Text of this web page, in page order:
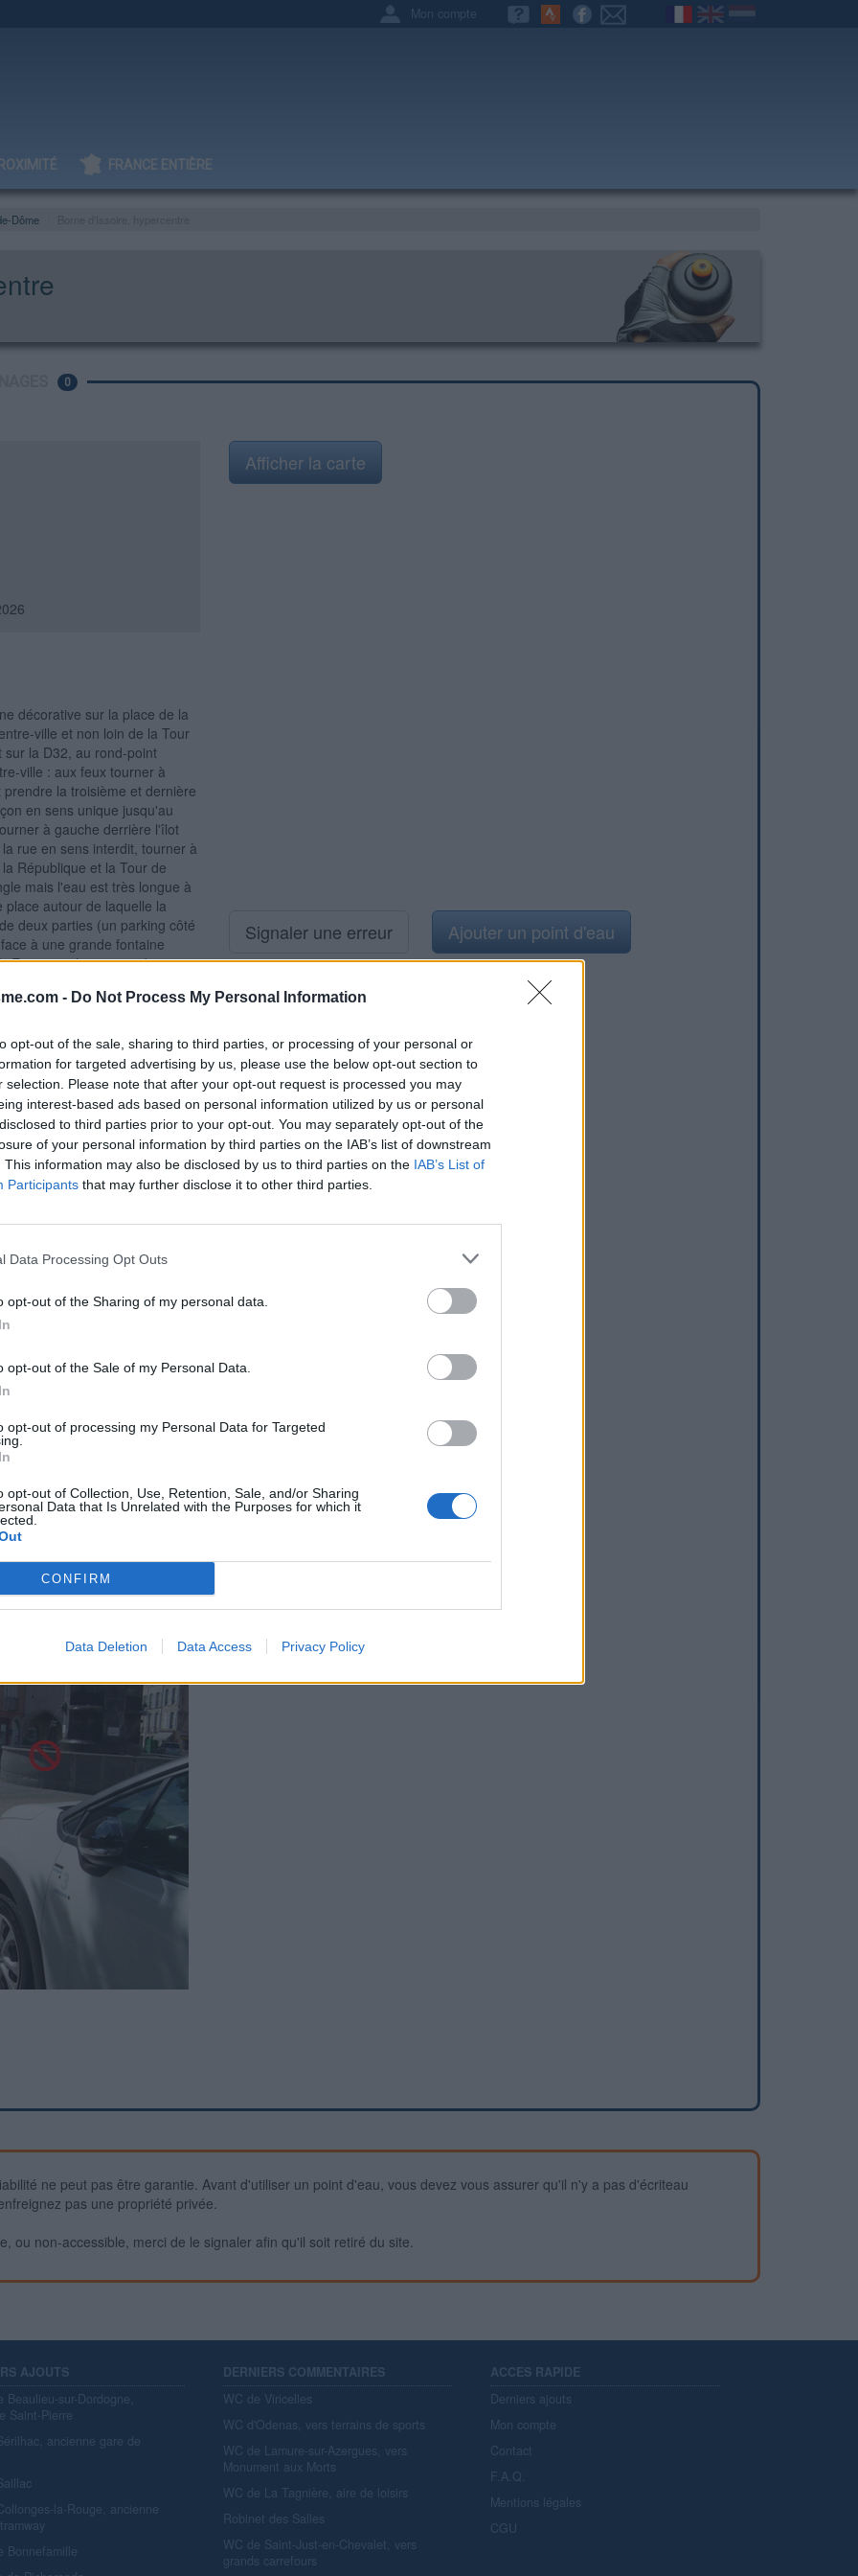
- Do Not Process My Personal Information
opt-out of the sale, sharing to third parties, or processing of your personal or
for targeted advertising by us, please use the below opt-out section to
selection. Please note that after your opt-out request is processed you may
interest-based ads based on personal information utilized by us or personal
to third parties prior to your opt-out. You may separately opt-out of the
of your personal information by third parties on the IAB’s list of downstream
This information may also be disclosed by us to third parties on the IAB’s List of
Participants that may further disclose it to other third parties.
Data Processing Opt Outs
opt-out of the Sharing of my personal data.
opt-out of the Sale of my Personal Data.
opt-out of processing my Personal Data for Targeted
opt-out of Collection, Use, Retention, Sale, and/or Sharing
Data that Is Unrelated with the Purposes for which it
CONFIRM
Data Deletion Data Access Privacy Policy
Mon compte
FRANCE ENTIÈRE
Dôme
0
décorative sur la place de la
ville et non loin de la Tour
la D32, au rond-point
ville : aux feux tourner à
la troisième et dernière
en sens unique jusqu'au
à gauche derrière l'îlot
rue en sens interdit, tourner à
République et la Tour de
mais l'eau est très longue à
autour de laquelle la
deux parties (un parking côté
à une grande fontaine
Entrer sur le parvis piéton et
et les premières places de
droite qu'il suffit de tourner
l'eau. P.S. : Pour repartir,
ville au passage) puis tourner
puis continuer tout droit
l'hypercentre et face à
prendre l'avenue de la Gare
et ensuite dans la première
de la République. Toujours en
la quatrième à droite. On
Entrer sur ce parvis
côté du parvis piéton.
Afficher la carte
Signaler une erreur Ajouter un point d'eau
ne peut pas être garantie. Avant d'utiliser un point d'eau, vous devez vous assurer qu'il n'y a pas d'écriteau
pas une propriété privée.
ou non-accessible, merci de le signaler afin qu'il soit retiré du site.
AJOUTS
Beaulieu-sur-Dordogne,
Saint-Pierre
ancienne gare de
la-Rouge, ancienne
Bonnefamille
DERNIERS COMMENTAIRES
WC de Viricelles
WC d'Odenas, vers terrains de sports
WC de Lamure-sur-Azergues, vers
Monument aux Morts
WC de La Tagnière, aire de loisirs
Robinet des Salles
WC de Saint-Just-en-Chevalet, vers
grands carrefours
ACCES RAPIDE
Derniers ajouts
Mon compte
Contact
F.A.Q.
Mentions légales
CGU